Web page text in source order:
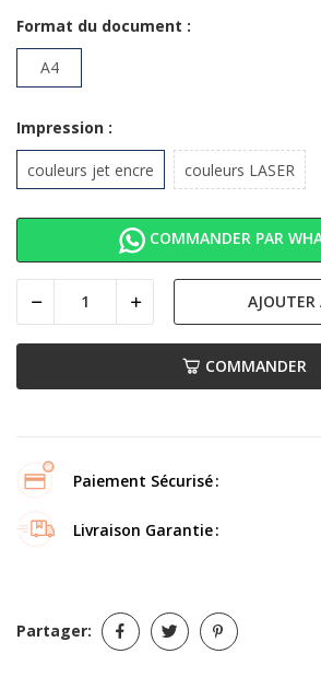
Format du document :
A4
Impression :
couleurs jet encre couleurs LASER
COMMANDER PAR
AJOUTER
COMMANDER
Paiement Sécurisé
Livraison Garantie
Partager: